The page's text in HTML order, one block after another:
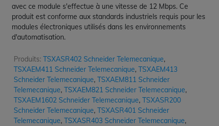
avec ce module s'effectue à une vitesse de 12 Mbps. Ce
produit est conforme aux standards industriels requis pour les
modules électroniques utilisés dans les environnements
d'automatisation.
Produits: TSXASR402 Schneider Telemecanique,
TSXAEM411 Schneider Telemecanique, TSXAEM413
Schneider Telemecanique, TSXAEM811 Schneider
Telemecanique, TSXAEM821 Schneider Telemecanique,
TSXAEM1602 Schneider Telemecanique, TSXASR200
Schneider Telemecanique, TSXASR401 Schneider
Telemecanique, TSXASR403 Schneider Telemecanique,